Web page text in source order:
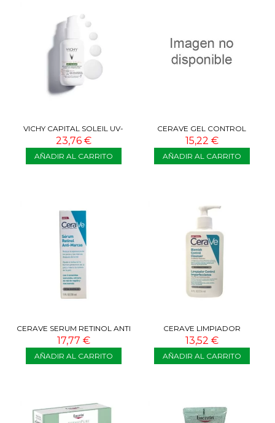
VICHY CAPITAL SOLEIL UV-
CLEAR SPF50+ 40 ML
23,76 €
AÑADIR AL CARRITO
CERAVE GEL CONTROL
IMPERFECCIONES 40 ML
15,22 €
AÑADIR AL CARRITO
CERAVE SERUM RETINOL ANTI
MARCAS 30 ML
17,77 €
AÑADIR AL CARRITO
CERAVE LIMPIADOR
CONTROL IMPERFECCIONES
236 ML
13,52 €
AÑADIR AL CARRITO